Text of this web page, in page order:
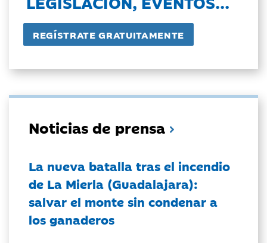
Noticias de prensa
La nueva batalla tras el incendio
de La Mierla (Guadalajara):
salvar el monte sin condenar a
los ganaderos